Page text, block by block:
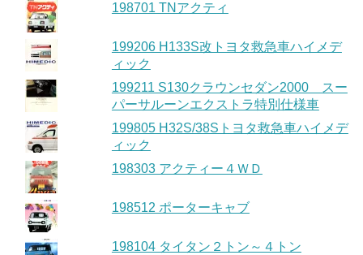
198701 TNアクティ
199206 H133S改トヨタ救急車ハイメデ
ィック
199211 S130クラウンセダン2000 スー
パーサルーンエクストラ特別仕様車
199805 H32S/38Sトヨタ救急車ハイメデ
ィック
198303 アクティー４ＷＤ
198512 ポーターキャブ
198104 タイタン２トン～４トン